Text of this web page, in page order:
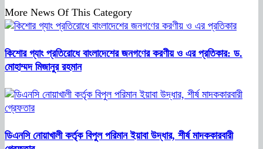
More News Of This Category
কিশোর গ্যাং প্রতিরোধে বাংলাদেশের জনগণের করণীয় ও এর প্রতিকার: ড.
মোহাম্মদ মিজানুর রহমান
ডিএনসি নোয়াখালী কর্তৃক বিপুল পরিমান ইয়াবা উদ্ধার, শীর্ষ মাদককারবারী